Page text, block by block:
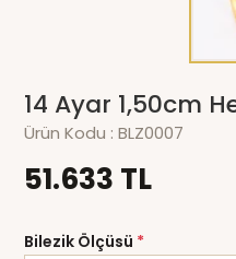
14 Ayar 1,50cm
Ürün Kodu :BLZ0007
51.633 TL
Bilezik Ölçüsü *